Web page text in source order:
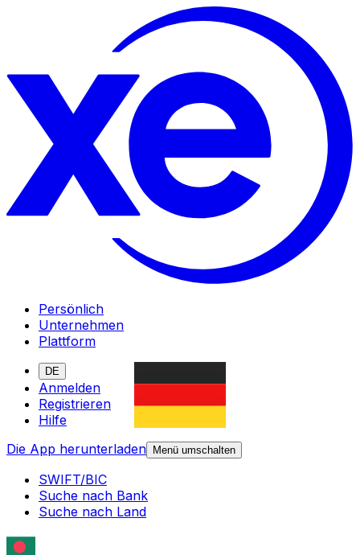
Persönlich
Unternehmen
Plattform
DE
Anmelden
Registrieren
Hilfe
Die App herunterladen
Menü umschalten
SWIFT/BIC
Suche nach Bank
Suche nach Land